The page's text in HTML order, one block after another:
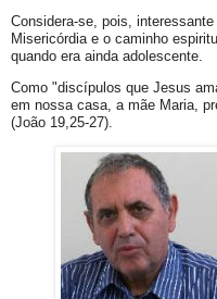
Considera-se, pois,
Misericórdia e o caminho
quando era ainda adolescente.
Como "discípulos que Jesus
em nossa casa, a mãe Maria,
(João 19,25-27).